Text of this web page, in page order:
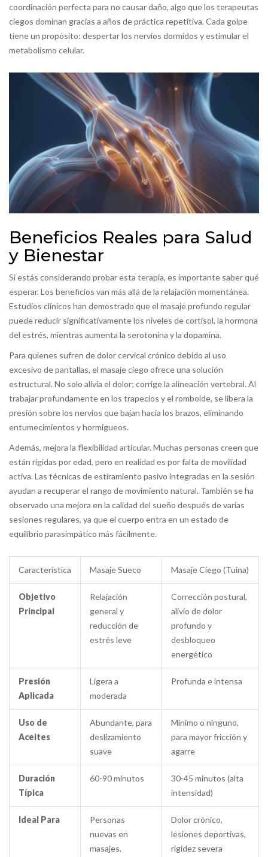
coordinación perfecta para no causar daño, algo que los terapeutas
ciegos dominan gracias a años de práctica repetitiva. Cada golpe
tiene un propósito: despertar los nervios dormidos y estimular el
metabolismo celular.
Beneficios Reales para Salud
y Bienestar
Si estás considerando probar esta terapia, es importante saber qué
esperar. Los beneficios van más allá de la relajación momentánea.
Estudios clínicos han demostrado que el masaje profundo regular
puede reducir significativamente los niveles de cortisol, la hormona
del estrés, mientras aumenta la serotonina y la dopamina.
Para quienes sufren de dolor cervical crónico debido al uso
excesivo de pantallas, el masaje ciego ofrece una solución
estructural. No solo alivia el dolor; corrige la alineación vertebral. Al
trabajar profundamente en los trapecios y el romboide, se libera la
presión sobre los nervios que bajan hacia los brazos, eliminando
entumecimientos y hormigueos.
Además, mejora la flexibilidad articular. Muchas personas creen que
están rígidas por edad, pero en realidad es por falta de movilidad
activa. Las técnicas de estiramiento pasivo integradas en la sesión
ayudan a recuperar el rango de movimiento natural. También se ha
observado una mejora en la calidad del sueño después de varias
sesiones regulares, ya que el cuerpo entra en un estado de
equilibrio parasimpático más fácilmente.
Característica Masaje Sueco Masaje Ciego (Tuina)
Objetivo
Principal
Relajación
general y
reducción de
estrés leve
Corrección postural,
alivio de dolor
profundo y
desbloqueo
energético
Presión
Aplicada
Ligera a
moderada
Profunda e intensa
Uso de
Aceites
Abundante, para
deslizamiento
suave
Mínimo o ninguno,
para mayor fricción y
agarre
Duración
Típica
60-90 minutos
30-45 minutos (alta
intensidad)
Ideal Para
Personas
nuevas en
masajes,
Dolor crónico,
lesiones deportivas,
rigidez severa